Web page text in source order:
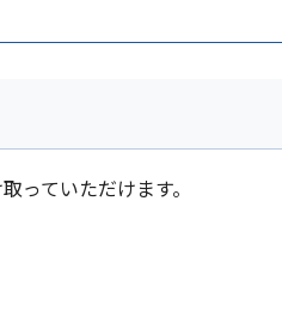
っていただけます。